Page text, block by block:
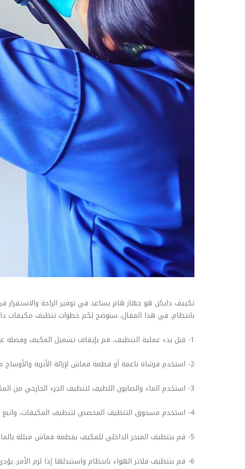
تكييف دايكن هو جهاز هام يساعد في توفير الراحة والاستقرار
بانتظام. في هذا المقال، سنوضح لكم خطوات تنظيف مكيفات
1- قبل بدء عملية التنظيف، قم بإيقاف تشغيل المكيف وفصله عن مصدر الكهرباء.
2- استخدم فرشاة ناعمة أو قطعة قماش لإزالة الأتربة والأوساخ من الجزء الخارجي للمكيف، مثل الشبكة الخارجية والمروحة.
3- استخدم الماء والصابون اللطيف لتنظيف الجزء الخارجي من المكيف. يمكن استخدام فرشاة أو قطعة قماش لإزالة الأوساخ والأتربة.
4- استخدم مسحوق التنظيف المخصص لتنظيف المكيفات، واتبع تعليمات الشركة المصنعة بعناية. يمكن شراء مسحوق التنظيف من أي متجر للأجهزة الكهربائية.
5- قم بتنظيف المبخر الداخلي للمكيف بقطعة قماش مبللة بالماء والصابون اللطيف. يجب التأكد من تجفيف المبخر بشكل جيد بعد التنظيف.
6- قم بتنظيف فلاتر الهواء بانتظام واستبدلها إذا لزم الأمر. يؤدي تراكم الأتربة على الفلاتر إلى تقليل كفاءة المكيف وتدهور جودة الهواء.